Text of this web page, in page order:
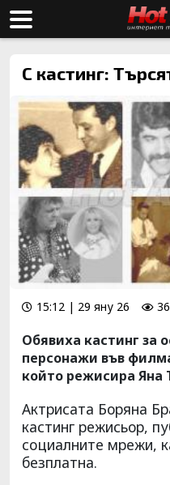
С кастинг:
15:12 | 29 яну 26
Обявиха кастинг за
персонажи във
който режисира Яна
Актрисата Боряна
кастинг режисьор,
социалните мрежи,
безплатна.